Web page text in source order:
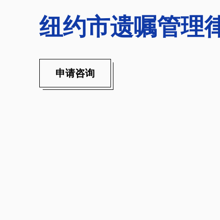
纽约市遗嘱管理
申请咨询